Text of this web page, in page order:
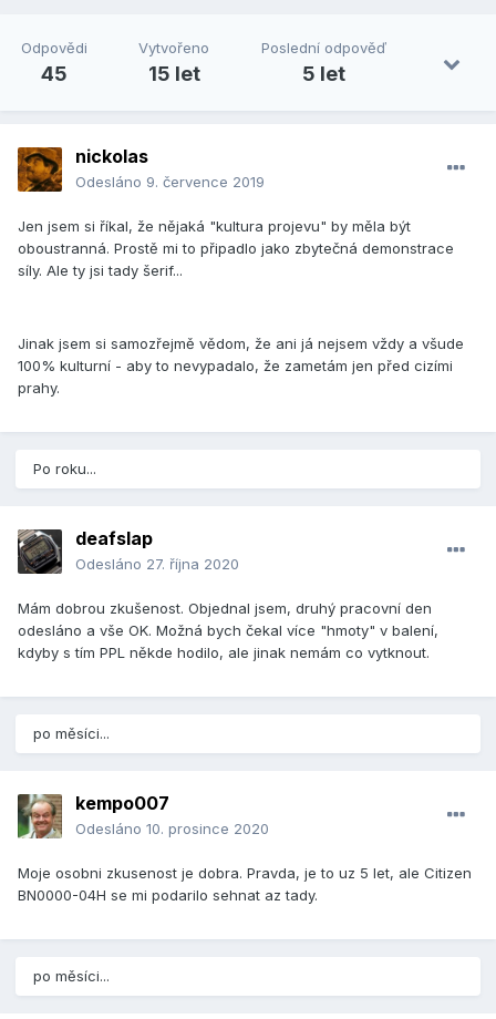
Odpovědi
45
Vytvořeno
15 let
Poslední odpověď
5 let
nickolas
Odesláno 9. července 2019
Jen jsem si říkal, že nějaká "kultura projevu" by měla být
oboustranná. Prostě mi to připadlo jako zbytečná demonstrace
síly. Ale ty jsi tady šerif...
Jinak jsem si samozřejmě vědom, že ani já nejsem vždy a všude
100% kulturní - aby to nevypadalo, že zametám jen před cizími
prahy.
Po roku...
deafslap
Odesláno 27. října 2020
Mám dobrou zkušenost. Objednal jsem, druhý pracovní den
odesláno a vše OK. Možná bych čekal více "hmoty" v balení,
kdyby s tím PPL někde hodilo, ale jinak nemám co vytknout.
po měsíci...
kempo007
Odesláno 10. prosince 2020
Moje osobni zkusenost je dobra. Pravda, je to uz 5 let, ale Citizen
BN0000-04H se mi podarilo sehnat az tady.
po měsíci...